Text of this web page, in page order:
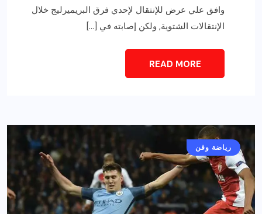
وافق علي عرض للإنتقال لإحدي فرق البريميرليج خلال
الإنتقالات الشتوية, ولكن إصابته في […]
READ MORE
رياضة وفن